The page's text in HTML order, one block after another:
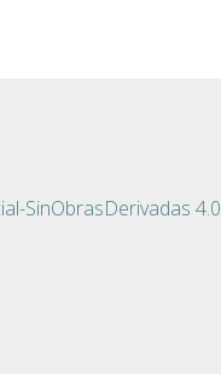
SinObrasDerivadas 4.0